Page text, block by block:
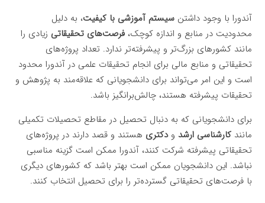
آندورا با وجود داشتنسیستم آموزشی با کیفیت، به دلیل
محدودیت در منابع و اندازه کوچک،فرصت‌های تحقیقاتی زیادی را
مانند کشورهای بزرگ‌تر و پیشرفته‌تر ندارد. تعداد پروژه‌های
تحقیقاتی و منابع مالی برای انجام تحقیقات علمی در آندورا محدود
است و این امر می‌تواند برای دانشجویانی که علاقه‌مند به پژوهش و
تحقیقات پیشرفته هستند، چالش‌برانگیز باشد.
برای دانشجویانی که به دنبال تحصیل در مقاطع تحصیلات تکمیلی
مانندکارشناسی ارشد ودکتری هستند و قصد دارند در پروژه‌های
تحقیقاتی پیشرفته شرکت کنند، آندورا ممکن است گزینه مناسبی
نباشد. این دانشجویان ممکن است بهتر باشد که کشورهای دیگری
با فرصت‌های تحقیقاتی گسترده‌تر را برای تحصیل انتخاب کنند.